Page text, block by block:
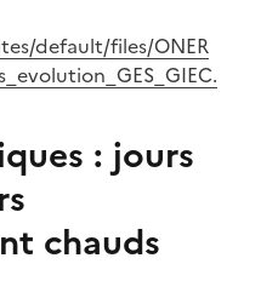
default/files/ONER
: jours
chauds